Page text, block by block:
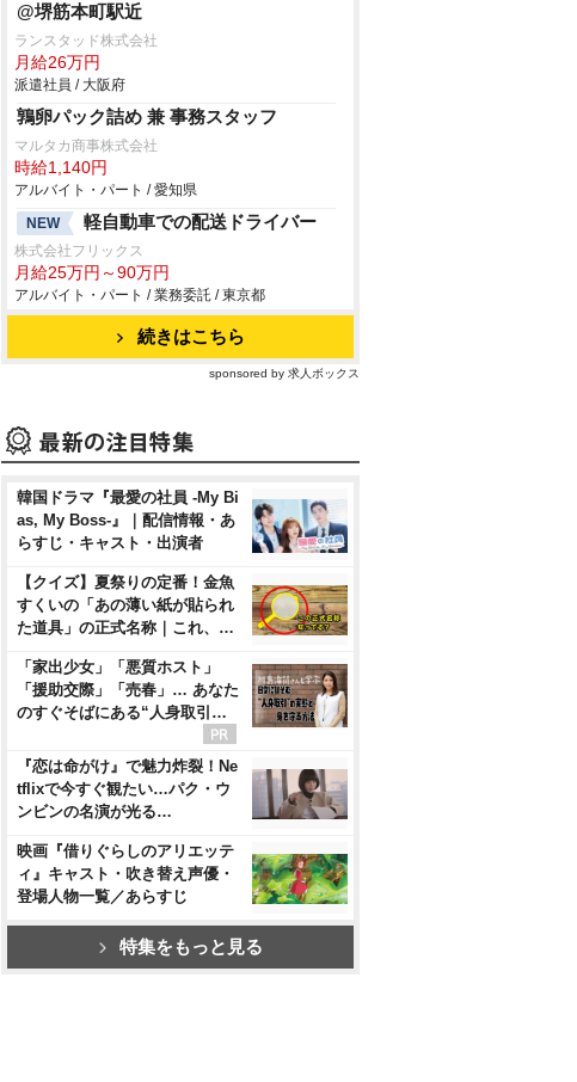
@堺筋本町駅近
ランスタッド株式会社
月給26万円
派遣社員 / 大阪府
鶉卵パック詰め 兼 事務スタッフ
マルタカ商事株式会社
時給1,140円
アルバイト・パート / 愛知県
NEW
軽自動車での配送ドライバー
株式会社フリックス
月給25万円～90万円
アルバイト・パート / 業務委託 / 東京都
続きはこちら
sponsored by 求人ボックス
韓国ドラマ『最愛の社員 -My Bi
as, My Boss-』｜配信情報・あ
らすじ・キャスト・出演者
【クイズ】夏祭りの定番！金魚
すくいの「あの薄い紙が貼られ
た道具」の正式名称｜これ、…
「家出少女」「悪質ホスト」
「援助交際」「売春」… あなた
のすぐそばにある“人身取引…
『恋は命がけ』で魅力炸裂！Ne
tflixで今すぐ観たい…パク・ウ
ンビンの名演が光る…
映画『借りぐらしのアリエッテ
ィ』キャスト・吹き替え声優・
登場人物一覧／あらすじ
特集をもっと見る